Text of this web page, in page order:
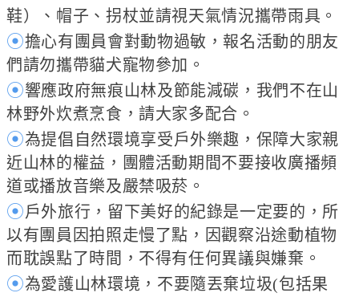
鞋）、帽子、拐杖並請視天氣情況攜帶雨具。
⦿擔心有團員會對動物過敏，報名活動的朋友
們請勿攜帶貓犬寵物參加。
⦿響應政府無痕山林及節能減碳，我們不在山
林野外炊煮烹食，請大家多配合。
⦿為提倡自然環境享受戶外樂趣，保障大家親
近山林的權益，團體活動期間不要接收廣播頻
道或播放音樂及嚴禁吸菸。
⦿戶外旅行，留下美好的紀錄是一定要的，所
以有團員因拍照走慢了點，因觀察沿途動植物
而耽誤點了時間，不得有任何異議與嫌棄。
⦿為愛護山林環境，不要隨丟棄垃圾(包括果